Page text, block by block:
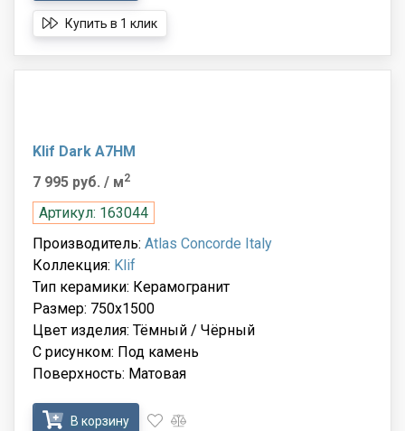
Купить в 1 клик
Klif Dark A7HM
7 995 руб. / м2
Артикул: 163044
Производитель: Atlas Concorde Italy
Коллекция: Klif
Тип керамики: Керамогранит
Размер: 750x1500
Цвет изделия: Тёмный / Чёрный
С рисунком: Под камень
Поверхность: Матовая
В корзину